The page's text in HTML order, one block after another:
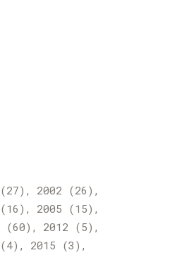
(27) 2002 (26)
(16) 2005 (15)
(60) 2012 (5)
(4) 2015 (3)